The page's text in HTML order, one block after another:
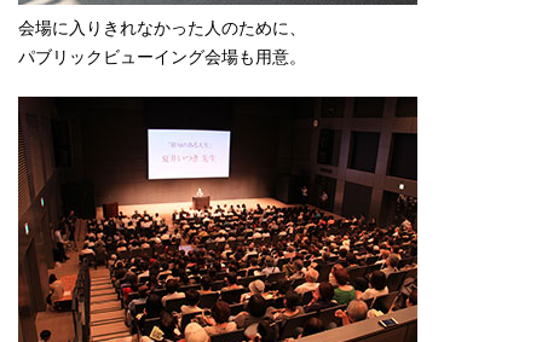
会場に入りきれなかった人のために、
パブリックビューイング会場も用意。